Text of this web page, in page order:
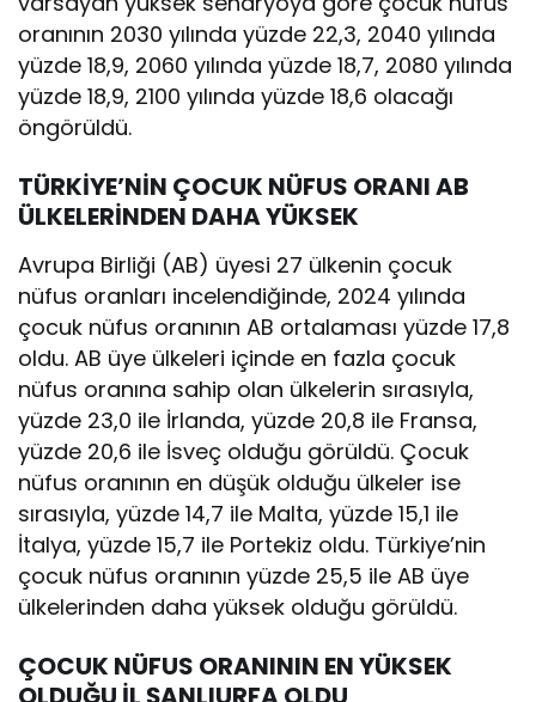
oranının 2030 yılında yüzde 22,3, 2040 yılında
yüzde 18,9, 2060 yılında yüzde 18,7, 2080 yılında
yüzde 18,9, 2100 yılında yüzde 18,6 olacağı
öngörüldü.
TÜRKİYE’NİN ÇOCUK NÜFUS ORANI AB
ÜLKELERİNDEN DAHA YÜKSEK
Avrupa Birliği (AB) üyesi 27 ülkenin çocuk
nüfus oranları incelendiğinde, 2024 yılında
çocuk nüfus oranının AB ortalaması yüzde 17,8
oldu. AB üye ülkeleri içinde en fazla çocuk
nüfus oranına sahip olan ülkelerin sırasıyla,
yüzde 23,0 ile İrlanda, yüzde 20,8 ile Fransa,
yüzde 20,6 ile İsveç olduğu görüldü. Çocuk
nüfus oranının en düşük olduğu ülkeler ise
sırasıyla, yüzde 14,7 ile Malta, yüzde 15,1 ile
İtalya, yüzde 15,7 ile Portekiz oldu. Türkiye’nin
çocuk nüfus oranının yüzde 25,5 ile AB üye
ülkelerinden daha yüksek olduğu görüldü.
ÇOCUK NÜFUS ORANININ EN YÜKSEK